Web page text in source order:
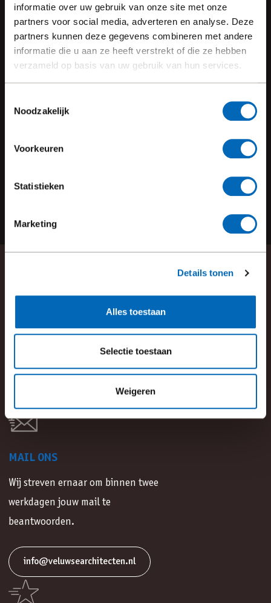
informatie over uw gebruik van onze site met onze
partners voor social media, adverteren en analyse. Deze
partners kunnen deze gegevens combineren met andere
informatie die u aan ze heeft verstrekt of die ze hebben
verzameld op basis van uw gebruik van hun services.
Noodzakelijk
Voorkeuren
Statistieken
Marketing
Details tonen
Alles toestaan
Selectie toestaan
Weigeren
lees meer
27 februari, 2023
NIEUWBOUW APPARTEMENTEN
lees meer
Wij zijn bereikbaar van ma t/m vr van
08:30 uur tot 17:00 uur.
MAIL ONS
Wij streven ernaar om binnen twee
werkdagen jouw mail te
beantwoorden.
info@veluwsearchitecten.nl